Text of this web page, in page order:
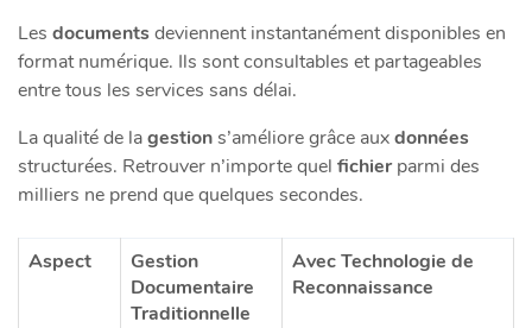
Les documentsdeviennent instantanément disponibles en
format numérique. Ils sont consultables et partageables
entre tous les services sans délai.
La qualité de lagestions’améliore grâce auxdonnées
structurées. Retrouver n’importe quel fichierparmi des
milliers ne prend que quelques secondes.
Aspect
Gestion
Documentaire
Traditionnelle
Avec Technologie de
Reconnaissance